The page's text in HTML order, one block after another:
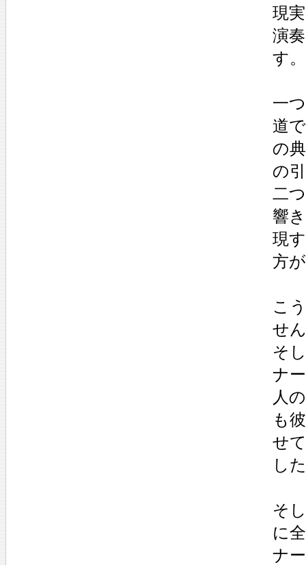
現
演
す。
一
道
の
の
二
響
現
方
こ
せ
そ
ナ
人
も
せ
し
そ
に
ナ